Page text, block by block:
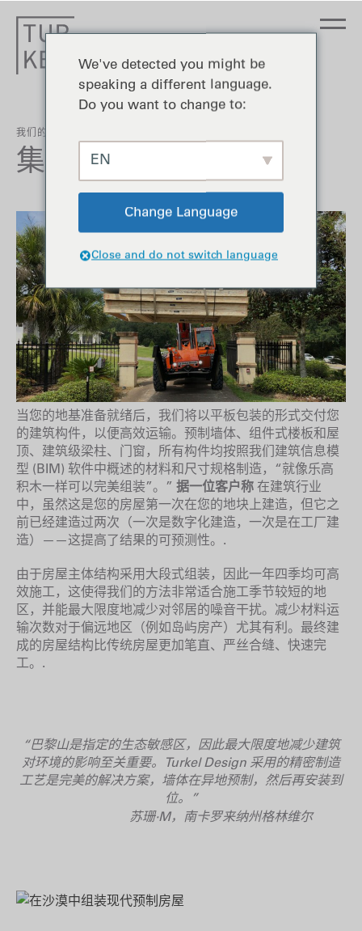
我们的签名流程
集会
当您的地基准备就绪后，我们将以平板包装的形式交付您
的建筑构件，以便高效运输。预制墙体、组件式楼板和屋
顶、建筑级梁柱、门窗，所有构件均按照我们建筑信息模
型 (BIM) 软件中概述的材料和尺寸规格制造，“就像乐高
积木一样可以完美组装”。” 据一位客户称 在建筑行业
中，虽然这是您的房屋第一次在您的地块上建造，但它之
前已经建造过两次（一次是数字化建造，一次是在工厂建
造）——这提高了结果的可预测性。.
由于房屋主体结构采用大段式组装，因此一年四季均可高
效施工，这使得我们的方法非常适合施工季节较短的地
区，并能最大限度地减少对邻居的噪音干扰。减少材料运
输次数对于偏远地区（例如岛屿房产）尤其有利。最终建
成的房屋结构比传统房屋更加笔直、严丝合缝、快速完
工。.
“巴黎山是指定的生态敏感区，因此最大限度地减少建筑
对环境的影响至关重要。Turkel Design 采用的精密制造
工艺是完美的解决方案，墙体在异地预制，然后再安装到
位。”
苏珊·M，南卡罗来纳州格林维尔
We've detected you might be
speaking a different language.
Do you want to change to:
EN
Change Language
Close and do not switch language